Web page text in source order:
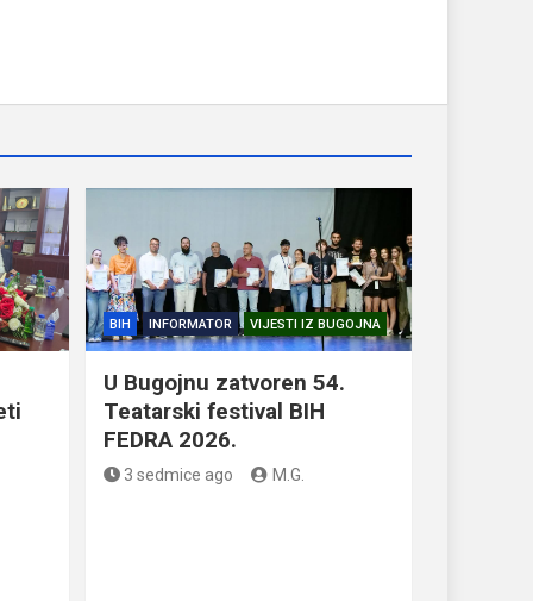
BIH INFORMATOR VIJESTI IZ BUGOJNA
U Bugojnu zatvoren 54.
Teatarski festival BIH
FEDRA 2026.
3 sedmice ago M.G.